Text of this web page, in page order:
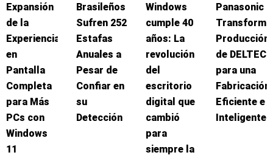
Expansión
de la
Experiencia
en
Pantalla
Completa
para Más
PCs con
Windows
11
Brasileños
Sufren 252
Estafas
Anuales a
Pesar de
Confiar en
su
Detección
Windows
cumple 40
años: La
revolución
del
escritorio
digital que
cambió
para
siempre la
Panasonic
Transforma
Producción
de DELTEC
para una
Fabricación
Eficiente e
Inteligente